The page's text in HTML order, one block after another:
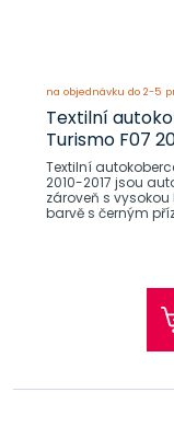
na objednávku do 2-5
Textilní
Turismo F07
Textilní
2010-2017 jsou
zároveň s
barvě s černým